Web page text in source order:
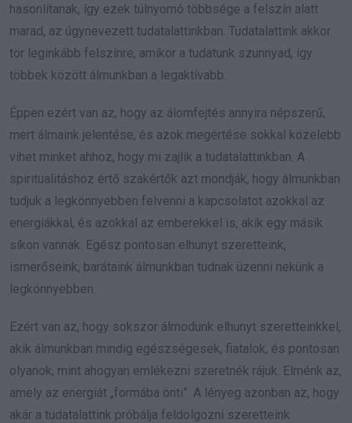
hasonlítanak, így ezek túlnyomó többsége a felszín alatt
marad, az úgynevezett tudatalattinkban. Tudatalattink akkor
tör leginkább felszínre, amikor a tudatunk szunnyad, így
többek között álmunkban a legaktívabb.
Éppen ezért van az, hogy az álomfejtés annyira népszerű,
mert álmaink jelentése, és azok megértése sokkal közelebb
vihet minket ahhoz, hogy mi zajlik a tudatalattinkban. A
spiritualitáshoz értő szakértők azt mondják, hogy álmunkban
tudjuk a legkönnyebben felvenni a kapcsolatot azokkal az
energiákkal, és azokkal az emberekkel is, akik egy másik
síkon vannak. Egész pontosan elhunyt szeretteink,
ismerőseink, barátaink álmunkban tudnak üzenni nekünk a
legkönnyebben.
Ezért van az, hogy sokszor álmodunk elhunyt szeretteinkkel,
akik álmunkban mindig egészségesek, fiatalok, és pontosan
olyanok, mint ahogyan emlékezni szeretnék rájuk. Elménk az,
amely az energiát „formába önti”. A lényeg azonban az, hogy
akár a tudatalattink próbálja feldolgozni szeretteink